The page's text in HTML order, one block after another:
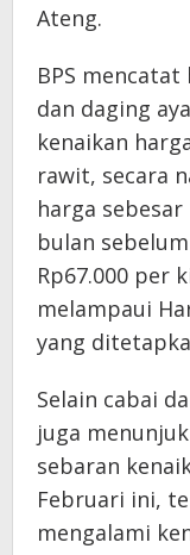
Ateng.
​BPS
dan daging
kenaikan
rawit, secara
harga
bulan
Rp67.000 per
melampaui
yang
​Selain cabai
juga
sebaran
Februari ini,
mengalami